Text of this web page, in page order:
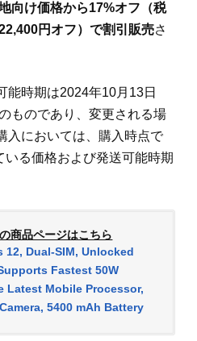
向け価格から17%オフ（税
円オフ）で割引販売さ
能時期は2024年10月13日
ものであり、変更される場
入においては、購入時点で
る価格および発送可能時期
商品ページはこちら
12, Dual-SIM, Unlocked
Fastest 50W
Latest Mobile Processor,
5400 mAh Battery